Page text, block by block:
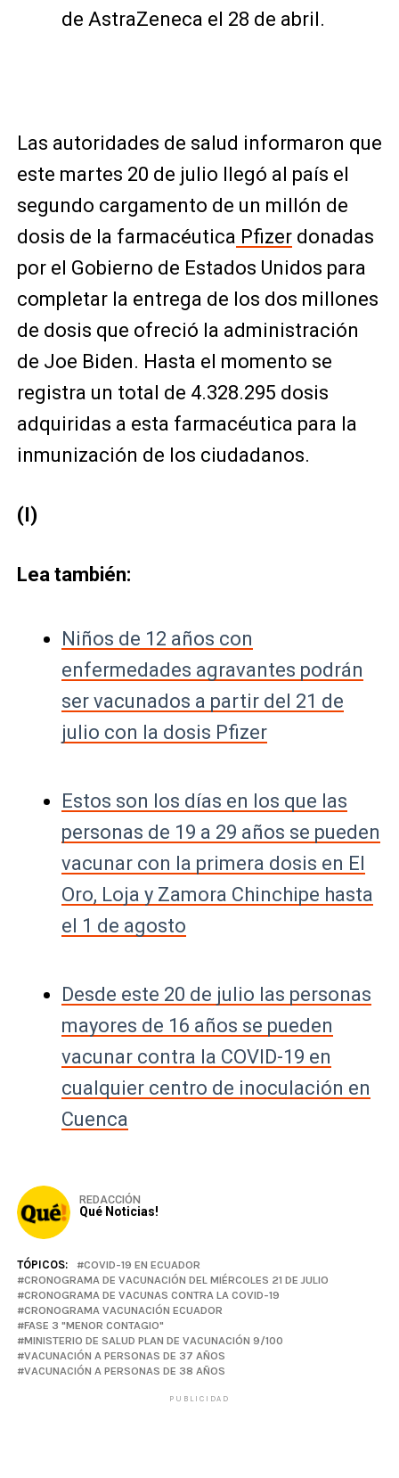
de AstraZeneca el 28 de abril.
Las autoridades de salud informaron que
este martes 20 de julio llegó al país el
segundo cargamento de un millón de
dosis de la farmacéutica Pfizerdonadas
por el Gobierno de Estados Unidos para
completar la entrega de los dos millones
de dosis que ofreció la administración
de Joe Biden. Hasta el momento se
registra un total de 4.328.295 dosis
adquiridas a esta farmacéutica para la
inmunización de los ciudadanos.
(I)
Lea también:
Niños de 12 años con
enfermedades agravantes podrán
ser vacunados a partir del 21 de
julio con la dosis Pfizer
Estos son los días en los que las
personas de 19 a 29 años se pueden
vacunar con la primera dosis en El
Oro, Loja y Zamora Chinchipe hasta
el 1 de agosto
Desde este 20 de julio las personas
mayores de 16 años se pueden
vacunar contra la COVID-19 en
cualquier centro de inoculación en
Cuenca
REDACCIÓN
Qué Noticias!
TÓPICOS:
COVID-19 EN ECUADOR
CRONOGRAMA DE VACUNACIÓN DEL MIÉRCOLES 21 DE JULIO
CRONOGRAMA DE VACUNAS CONTRA LA COVID-19
CRONOGRAMA VACUNACIÓN ECUADOR
FASE 3 "MENOR CONTAGIO"
MINISTERIO DE SALUD PLAN DE VACUNACIÓN 9/100
VACUNACIÓN A PERSONAS DE 37 AÑOS
VACUNACIÓN A PERSONAS DE 38 AÑOS
PUBLICIDAD